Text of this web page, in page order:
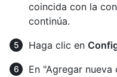
coincida con la
continúa.
Haga clic en
En "Agregar